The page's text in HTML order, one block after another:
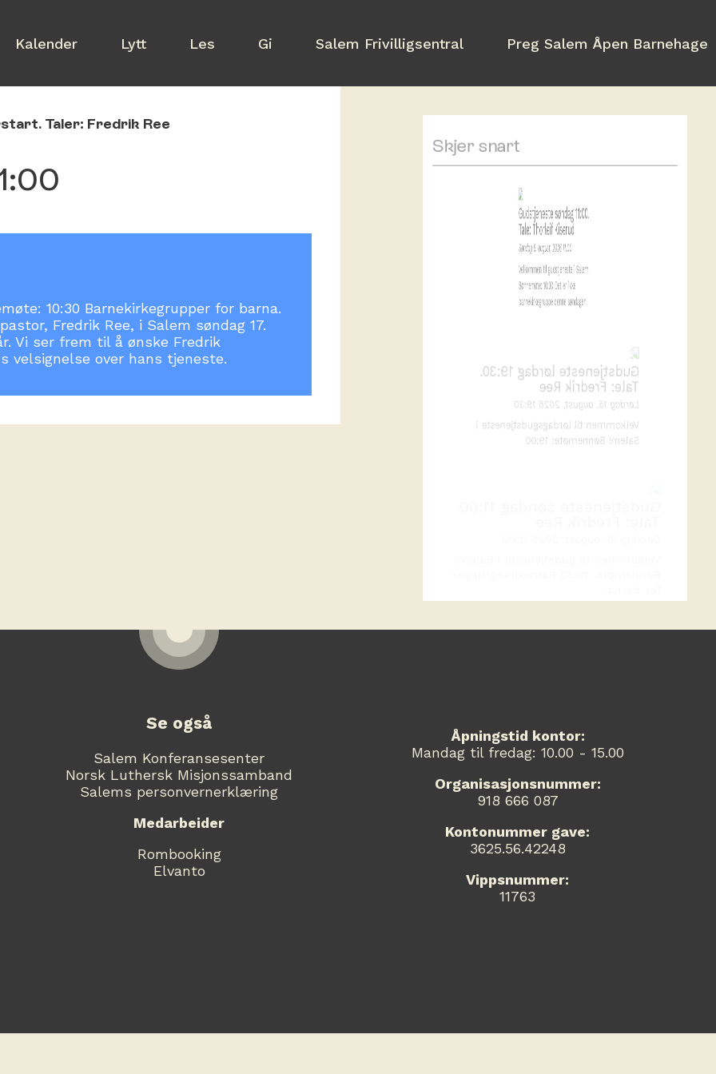
Kalender Lytt Les Gi Salem Frivilligsentral Preg Salem Åpen Barnehage
Taler: Fredrik Ree
10:30 Barnekirkegrupper for barna.
Fredrik Ree, i Salem søndag 17.
Vi ser frem til å ønske Fredrik
velsignelse over hans tjeneste.
Skjer snart
Gudstjeneste søndag 11:00.
Tale: Thorleif Kiserud
Søndag 9. august, 2026 11:00
Velkommen til gudstjeneste i Salem!
Bønnemøte: 10:30 Det er ikke
barnekirkegruppe denne søndagen.
Gudstjeneste lørdag 19:30.
Tale: Fredrik Ree
Lørdag 15. august, 2026 19:30
Velkommen til lørdagsgudstjeneste i
Salem! Bønnemøte: 19:00
Se også
Salem Konferansesenter
Norsk Luthersk Misjonssamband
Salems personvernerklæring
Medarbeider
Rombooking
Elvanto
Åpningstid kontor:
Mandag til fredag: 10.00 - 15.00
Organisasjonsnummer:
918 666 087
Kontonummer gave:
3625.56.42248
Vippsnummer:
11763